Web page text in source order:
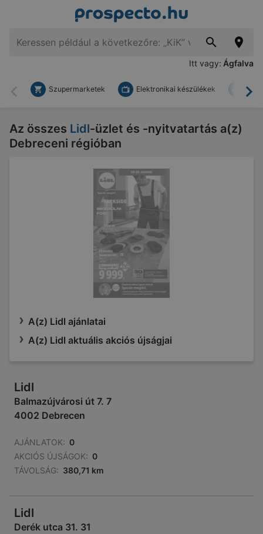
Itt vagy: Ágfalva
Vissza
Szupermarketek Elektronikai készülékek
Az összes Lidl-üzlet és -nyitvatartás a(z)
Debreceni régióban
A(z) Lidl ajánlatai
A(z) Lidl aktuális akciós újságjai
Lidl
Balmazújvárosi út 7. 7
4002 Debrecen
AJÁNLATOK: 0
AKCIÓS ÚJSÁGOK: 0
TÁVOLSÁG: 380,71 km
Lidl
Derék utca 31. 31